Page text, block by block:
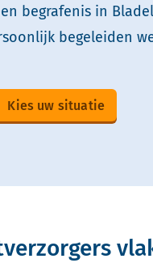
begrafenis in
begeleiden
Kies uw situatie